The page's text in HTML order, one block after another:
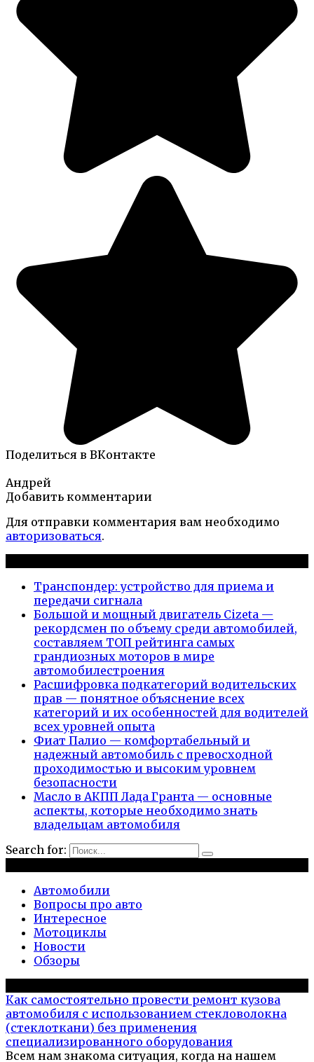
Поделиться в ВКонтакте
Андрей
Добавить комментарии
Для отправки комментария вам необходимо
авторизоваться.
Транспондер: устройство для приема и
передачи сигнала
Большой и мощный двигатель Cizeta —
рекордсмен по объему среди автомобилей,
составляем ТОП рейтинга самых
грандиозных моторов в мире
автомобилестроения
Расшифровка подкатегорий водительских
прав — понятное объяснение всех
категорий и их особенностей для водителей
всех уровней опыта
Фиат Палио — комфортабельный и
надежный автомобиль с превосходной
проходимостью и высоким уровнем
безопасности
Масло в АКПП Лада Гранта — основные
аспекты, которые необходимо знать
владельцам автомобиля
Search for:
Автомобили
Вопросы про авто
Интересное
Мотоциклы
Новости
Обзоры
Как самостоятельно провести ремонт кузова
автомобиля с использованием стекловолокна
(стеклоткани) без применения
специализированного оборудования
Всем нам знакома ситуация, когда на нашем